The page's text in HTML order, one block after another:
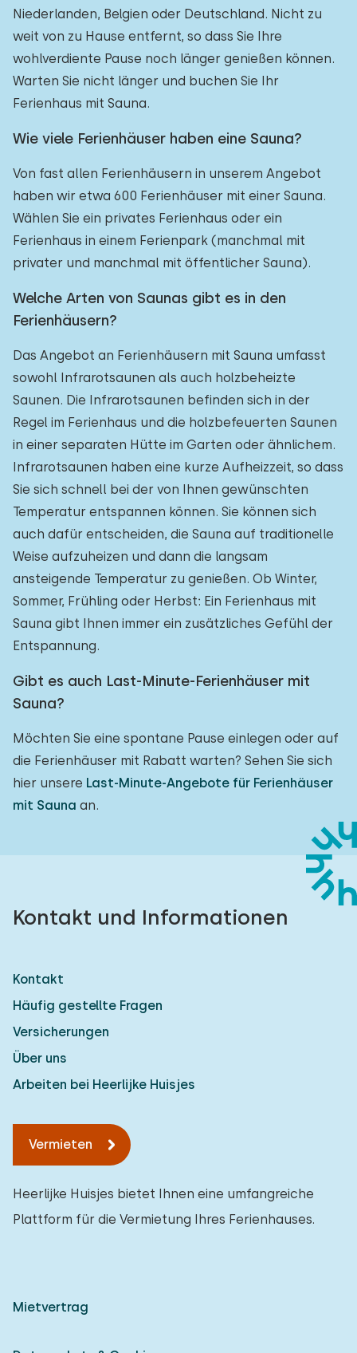
Niederlanden, Belgien oder Deutschland. Nicht zu
weit von zu Hause entfernt, so dass Sie Ihre
wohlverdiente Pause noch länger genießen können.
Warten Sie nicht länger und buchen Sie Ihr
Ferienhaus mit Sauna.
Wie viele Ferienhäuser haben eine Sauna?
Von fast allen Ferienhäusern in unserem Angebot
haben wir etwa 600 Ferienhäuser mit einer Sauna.
Wählen Sie ein privates Ferienhaus oder ein
Ferienhaus in einem Ferienpark (manchmal mit
privater und manchmal mit öffentlicher Sauna).
Welche Arten von Saunas gibt es in den
Ferienhäusern?
Das Angebot an Ferienhäusern mit Sauna umfasst
sowohl Infrarotsaunen als auch holzbeheizte
Saunen. Die Infrarotsaunen befinden sich in der
Regel im Ferienhaus und die holzbefeuerten Saunen
in einer separaten Hütte im Garten oder ähnlichem.
Infrarotsaunen haben eine kurze Aufheizzeit, so dass
Sie sich schnell bei der von Ihnen gewünschten
Temperatur entspannen können. Sie können sich
auch dafür entscheiden, die Sauna auf traditionelle
Weise aufzuheizen und dann die langsam
ansteigende Temperatur zu genießen. Ob Winter,
Sommer, Frühling oder Herbst: Ein Ferienhaus mit
Sauna gibt Ihnen immer ein zusätzliches Gefühl der
Entspannung.
Gibt es auch Last-Minute-Ferienhäuser mit
Sauna?
Möchten Sie eine spontane Pause einlegen oder auf
die Ferienhäuser mit Rabatt warten? Sehen Sie sich
hier unsere Last-Minute-Angebote für Ferienhäuser
mit Sauna an.
Kontakt und Informationen
Kontakt
Häufig gestellte Fragen
Versicherungen
Über uns
Arbeiten bei Heerlijke Huisjes
Vermieten
Heerlijke Huisjes bietet Ihnen eine umfangreiche
Plattform für die Vermietung Ihres Ferienhauses.
Mietvertrag